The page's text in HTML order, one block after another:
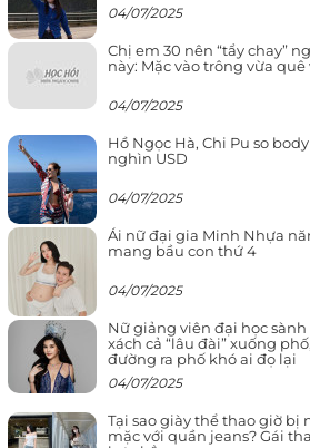
04/07/2025
Chị em 30 nên “tẩy chay”
này: Mặc vào trông vừa
04/07/2025
Hồ Ngọc Hà, Chi Pu so
nghìn USD
04/07/2025
Ái nữ đại gia Minh Nhựa
mang bầu con thứ 4
04/07/2025
Nữ giảng viên đại học
xách cả “lâu đài” xuống
đường ra phố khó ai đọ lại
04/07/2025
Tại sao giày thể thao giờ bị
mặc với quần jeans? Gái